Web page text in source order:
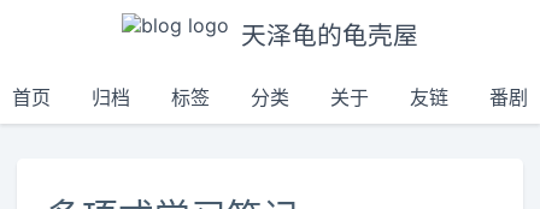
天泽龟的龟壳屋
首页 归档 标签 分类 关于 友链 番剧